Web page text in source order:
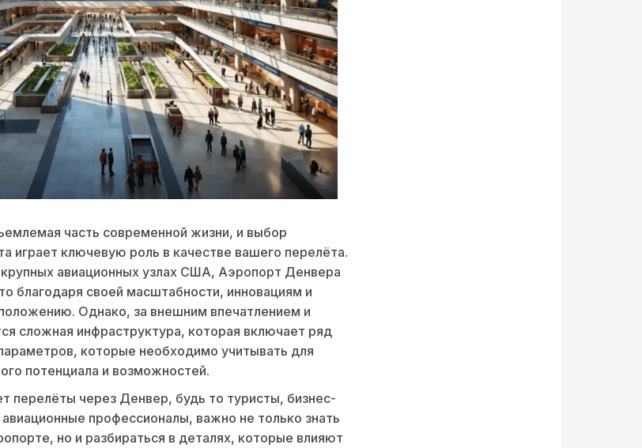
часть современной жизни, и выбор
играет ключевую роль в качестве вашего перелёта.
крупных авиационных узлах США, Аэропорт Денвера
благодаря своей масштабности, инновациям и
Однако, за внешним впечатлением и
сложная инфраструктура, которая включает ряд
которые необходимо учитывать для
потенциала и возможностей.
перелёты через Денвер, будь то туристы, бизнес-
профессионалы, важно не только знать
но и разбираться в деталях, которые влияют